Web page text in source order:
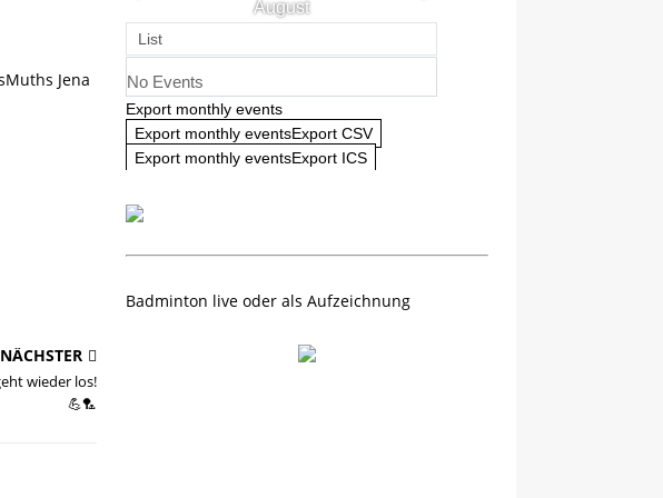
Jena
NÄCHSTER
wieder los!
💪🏸
August
List
No Events
Export monthly events
Export monthly eventsExport CSV
Export monthly eventsExport ICS
Badminton live oder als Aufzeichnung